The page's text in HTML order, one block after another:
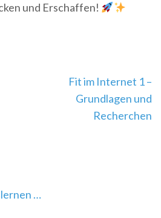
und Erschaffen!
Fit im Internet 1 –
Grundlagen und
Recherchen
…